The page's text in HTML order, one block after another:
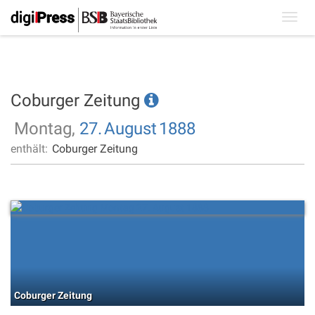
Coburger Zeitung
Montag, 27.August 1888
enthält: Coburger Zeitung
Coburger Zeitung